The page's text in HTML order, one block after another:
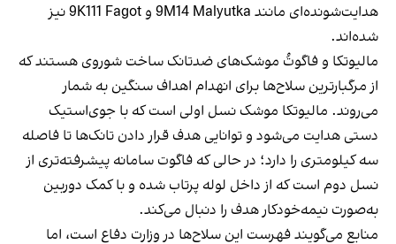
هدایت‌شونده‌ای مانند 9M14 Malyutka و 9K111 Fagot نیز
شده‌اند.
مالیوتکا و فاگوتُ موشک‌های ضدتانک ساخت شوروی هستند که
از مرگبارترین سلاح‌ها برای انهدام اهداف سنگین به شمار
می‌روند. مالیوتکا موشک نسل اولی است که با جوی‌استیک
دستی هدایت می‌شود و توانایی هدف قرار دادن تانک‌ها تا فاصله
سه کیلومتری را دارد؛ در حالی که فاگوت سامانه پیشرفته‌تری از
نسل دوم است که از داخل لوله پرتاب شده و با کمک دوربین
به‌صورت نیمه‌خودکار هدف را دنبال می‌کند.
منابع می‌گویند فهرست این سلاح‌ها در وزارت دفاع است، اما